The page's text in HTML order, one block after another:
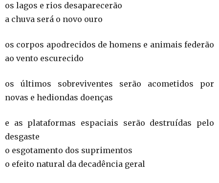
os lagos e rios desaparecerão
a chuva será o novo ouro
os corpos apodrecidos de homens e animais federão
ao vento escurecido
os últimos sobreviventes serão acometidos por
novas e hediondas doenças
e as plataformas espaciais serão destruídas pelo
desgaste
o esgotamento dos suprimentos
o efeito natural da decadência geral